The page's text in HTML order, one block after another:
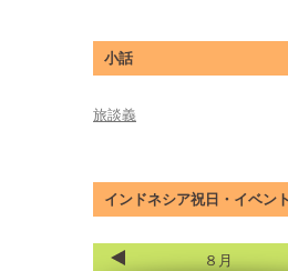
小話
旅談義
インドネシア祝日・イベント
８月